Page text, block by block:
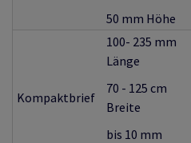
50 mm Höhe
Kompaktbrief
100- 235 mm
Länge
70 - 125 cm
Breite
bis 10 mm